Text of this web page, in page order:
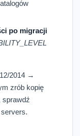
po migracji
2014 →
zrób kopię
sprawdź
servers.